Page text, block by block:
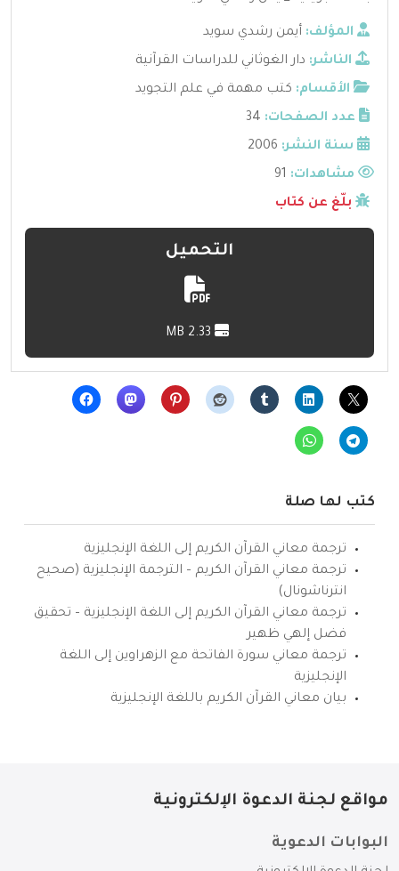
المؤلف: أيمن رشدي سويد
الناشر: دار الغوثاني للدراسات القرآنية
الأقسام: كتب مهمة في علم التجويد
عدد الصفحات: 34
سنة النشر: 2006
مشاهدات:
بلّغ عن كتاب
التحميل
كتب لها صلة
ترجمة معاني القرآن الكريم إلى اللغة الإنجليزية
ترجمة معاني القرآن الكريم – الترجمة الإنجليزية (صحيح
انترناشونال)
ترجمة معاني القرآن الكريم إلى اللغة الإنجليزية – تحقيق
فضل إلهي ظهير
ترجمة معاني سورة الفاتحة مع الزهراوين إلى اللغة
الإنجليزية
بيان معاني القرآن الكريم باللغة الإنجليزية
مواقع لجنة الدعوة الإلكترونية
البوابات الدعوية